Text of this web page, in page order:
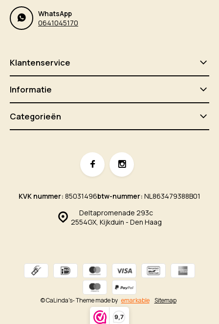
9,7
WhatsApp
0641045170
Klantenservice
Informatie
Categorieën
Deltapromenade 293c
2554GX, Kijkduin - Den Haag
KVK nummer: 85031496btw-nummer: NL863479388B01
© CaLinda's- Theme made by emarkable Sitemap